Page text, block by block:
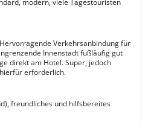
modern, viele Tagestouristen
Verkehrsanbindung für
Innenstadt fußläufig gut
direkt am Hotel. Super, jedoch
erforderlich.
freundliches und hilfsbereites